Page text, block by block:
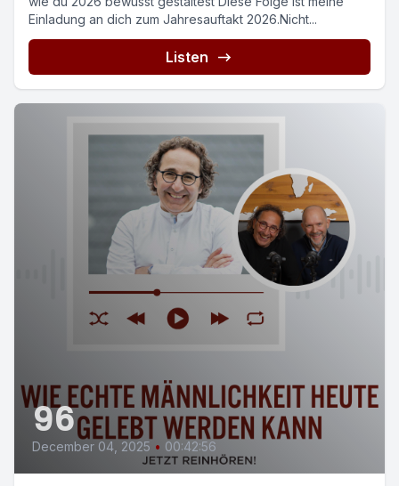
Einladung an dich zum Jahresauftakt 2026.Nicht...
Listen
96
December 04, 2025 • 00:42:56